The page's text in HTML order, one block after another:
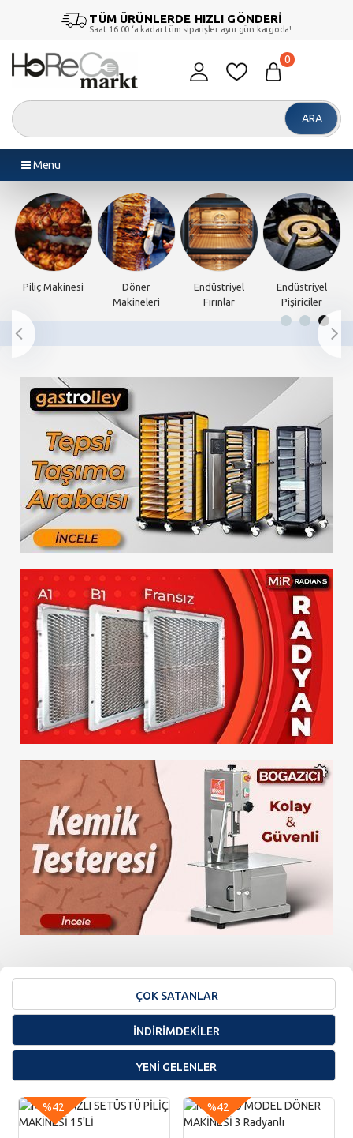
TÜM ÜRÜNLERDE HIZLI GÖNDERİ
Saat 16:00 ‘a kadar tüm siparişler aynı gün kargoda!
ARA
0
Menu
Piliç Makinesi
Döner
Makineleri
Endüstriyel
Fırınlar
Endüstriyel
Pişiriciler
ÇOK SATANLAR
İNDİRİMDEKİLER
YENİ GELENLER
%42 %42